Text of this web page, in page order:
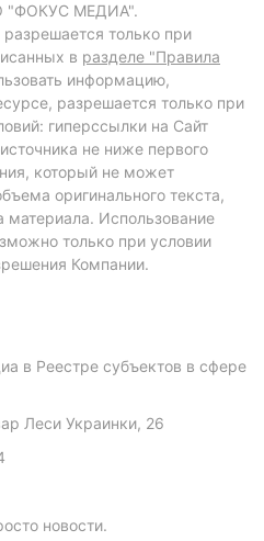
"ФОКУС МЕДИА".
только при
в разделе "Правила
информацию,
разрешается только при
гиперссылки на Сайт
не ниже первого
который не может
оригинального текста,
материала. Использование
только при условии
Компании.
в Реестре субъектов в сфере
Леси Украинки, 26
новости.